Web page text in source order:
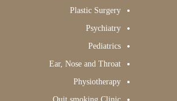
Plastic Surgery
Psychiatry
Pediatrics
Ear, Nose and Throat
Physiotherapy